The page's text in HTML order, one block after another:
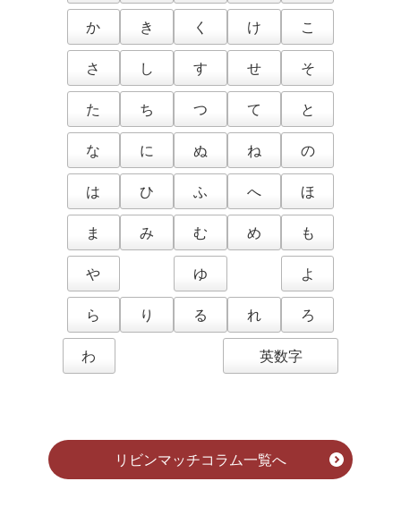
か
き く け
こ
さ
し す せ
そ
た
ち つ て
と
な
に ぬ ね
の
は
ひ ふ へ
ほ
ま
み む め
も
や
ゆ
よ
ら
り る れ
ろ
わ
英数字
リビンマッチコラム一覧へ